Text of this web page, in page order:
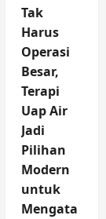
Tak
Harus
Operasi
Besar,
Terapi
Uap Air
Jadi
Pilihan
Modern
untuk
Mengata